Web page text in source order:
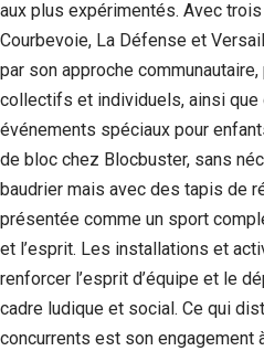
aux plus expérimentés. Avec
Courbevoie, La Défense et
par son approche
collectifs et individuels, ainsi
événements spéciaux pour
de bloc chez Blocbuster, sans
baudrier mais avec des tapis de
présentée comme un sport
et l’esprit. Les installations et
renforcer l’esprit d’équipe et le
cadre ludique et social. Ce qui
concurrents est son engagement